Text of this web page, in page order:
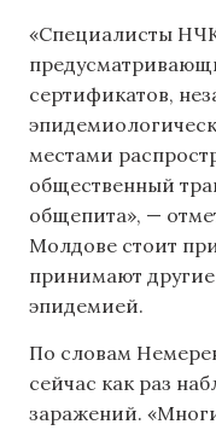
«Специалисты
сертификатов,
местами
общественный
общепита», —
Молдове стоит
принимают
эпидемией.
По словам
сейчас как раз
заражений.